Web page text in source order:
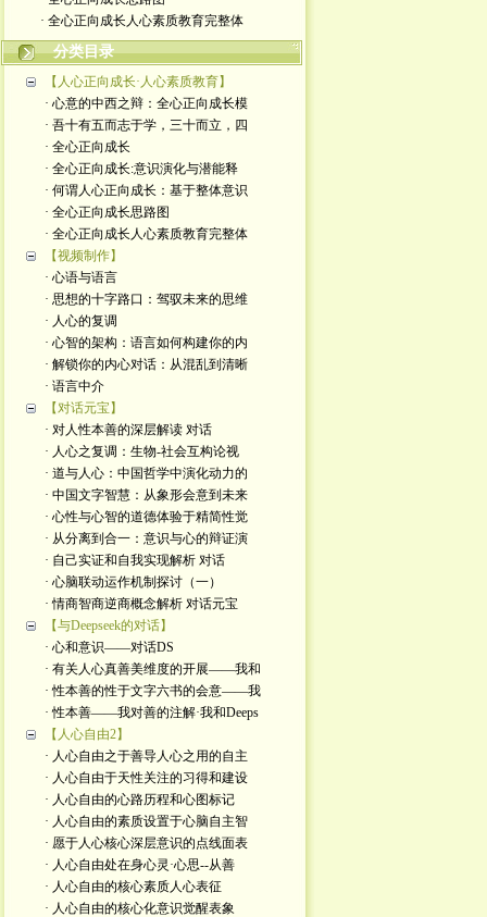
· 全心正向成长人心素质教育完整体
分类目录
【人心正向成长·人心素质教育】
· 心意的中西之辩：全心正向成长模
· 吾十有五而志于学，三十而立，四
· 全心正向成长
· 全心正向成长:意识演化与潜能释
· 何谓人心正向成长：基于整体意识
· 全心正向成长思路图
· 全心正向成长人心素质教育完整体
【视频制作】
· 心语与语言
· 思想的十字路口：驾驭未来的思维
· 人心的复调
· 心智的架构：语言如何构建你的内
· 解锁你的内心对话：从混乱到清晰
· 语言中介
【对话元宝】
· 对人性本善的深层解读 对话
· 人心之复调：生物-社会互构论视
· 道与人心：中国哲学中演化动力的
· 中国文字智慧：从象形会意到未来
· 心性与心智的道德体验于精简性觉
· 从分离到合一：意识与心的辩证演
· 自己实证和自我实现解析 对话
· 心脑联动运作机制探讨（一）
· 情商智商逆商概念解析 对话元宝
【与Deepseek的对话】
· 心和意识——对话DS
· 有关人心真善美维度的开展——我和
· 性本善的性于文字六书的会意——我
· 性本善——我对善的注解·我和Deeps
【人心自由2】
· 人心自由之于善导人心之用的自主
· 人心自由于天性关注的习得和建设
· 人心自由的心路历程和心图标记
· 人心自由的素质设置于心脑自主智
· 愿于人心核心深层意识的点线面表
· 人心自由处在身心灵·心思--从善
· 人心自由的核心素质人心表征
· 人心自由的核心化意识觉醒表象